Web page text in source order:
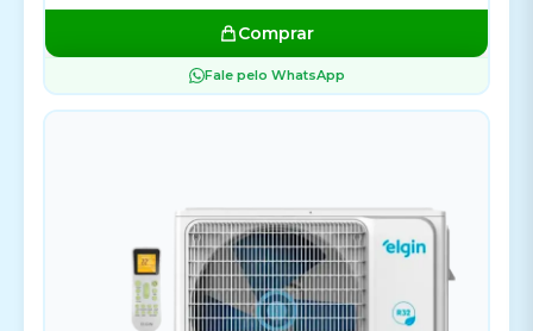
Comprar
Fale pelo WhatsApp